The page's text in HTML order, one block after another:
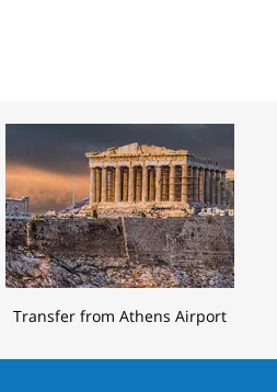
Transfer from Athens Airport